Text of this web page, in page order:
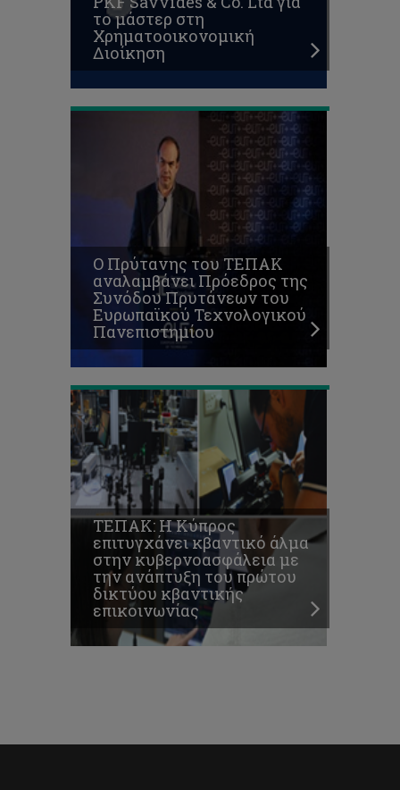
το μάστερ στη
Χρηματοοικονομική
Διοίκηση
του
Ευρωπαϊκού
Τεχνολογικού
Ο Πρύτανης του ΤΕΠΑΚ
αναλαμβάνει Πρόεδρος της
Συνόδου Πρυτάνεων του
Ευρωπαϊκού Τεχνολογικού
Πανεπιστημίου
ΤΕΠΑΚ:
Η
επιτυγχάνει
κβαντικό
κυβερνοασφάλεια
την
ανάπτυξη
του
πρώτου
δικτύου
κβαντικής
επικοινωνίας
ΤΕΠΑΚ: Η Κύπρος
επιτυγχάνει κβαντικό άλμα
στην κυβερνοασφάλεια με
την ανάπτυξη του πρώτου
δικτύου κβαντικής
επικοινωνίας